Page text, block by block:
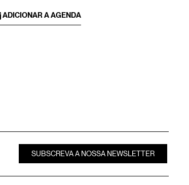
ADICIONAR A AGENDA
SUBSCREVA A NOSSA NEWSLETTER